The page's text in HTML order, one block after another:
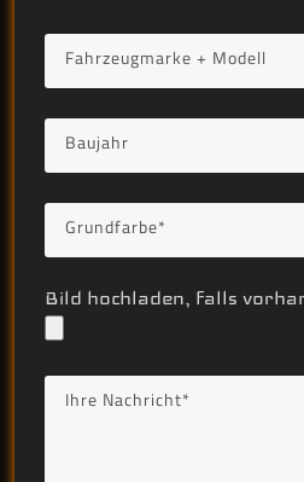
Bild hochladen, falls